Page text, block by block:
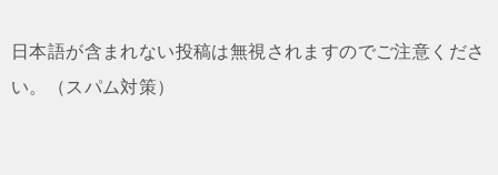
日本語が含まれない投稿は無視されますのでご注意くださ
い。（スパム対策）